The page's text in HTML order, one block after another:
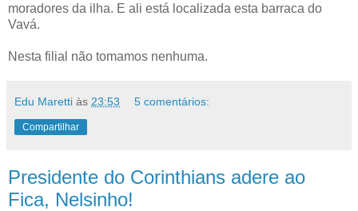
moradores da ilha. E ali está localizada esta barraca do
Vavá.
Nesta filial não tomamos nenhuma.
Edu Maretti às 23:53 5 comentários:
Compartilhar
Presidente do Corinthians adere ao
Fica, Nelsinho!